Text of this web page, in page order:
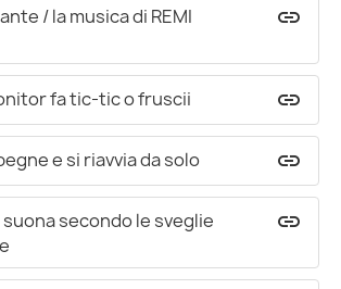
/ la musica di REMI
insert_link
fa tic-tic o fruscii insert_link
e si riavvia da solo insert_link
suona secondo le sveglie
insert_link